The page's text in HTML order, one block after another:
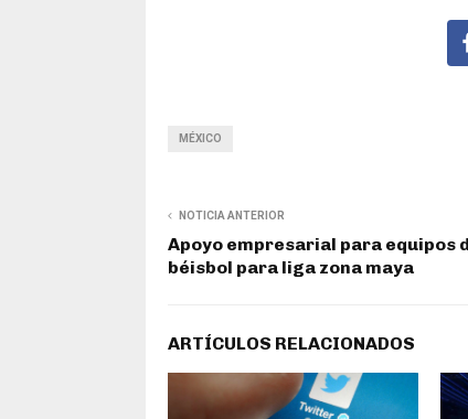
MÉXICO
NOTICIA ANTERIOR
Apoyo empresarial para equipos
béisbol para liga zona maya
ARTÍCULOS RELACIONADOS